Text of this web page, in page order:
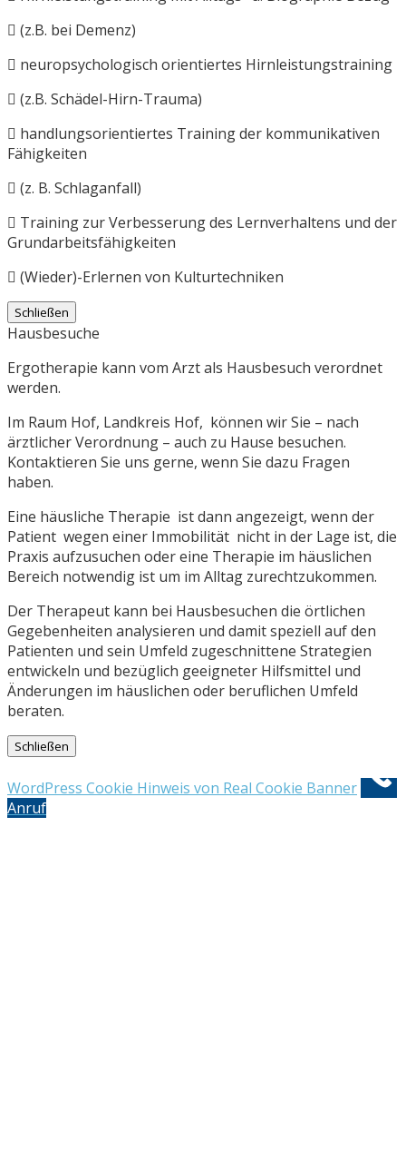
(z.B. bei Demenz)
neuropsychologisch orientiertes Hirnleistungstraining
(z.B. Schädel-Hirn-Trauma)
handlungsorientiertes Training der kommunikativen
Fähigkeiten
(z. B. Schlaganfall)
Training zur Verbesserung des Lernverhaltens und der
Grundarbeitsfähigkeiten
(Wieder)-Erlernen von Kulturtechniken
Schließen
Hausbesuche
Ergotherapie kann vom Arzt als Hausbesuch verordnet
werden.
Im Raum Hof, Landkreis Hof, können wir Sie – nach
ärztlicher Verordnung – auch zu Hause besuchen.
Kontaktieren Sie uns gerne, wenn Sie dazu Fragen
haben.
Eine häusliche Therapie ist dann angezeigt, wenn der
Patient wegen einer Immobilität nicht in der Lage ist, die
Praxis aufzusuchen oder eine Therapie im häuslichen
Bereich notwendig ist um im Alltag zurechtzukommen.
Der Therapeut kann bei Hausbesuchen die örtlichen
Gegebenheiten analysieren und damit speziell auf den
Patienten und sein Umfeld zugeschnittene Strategien
entwickeln und bezüglich geeigneter Hilfsmittel und
Änderungen im häuslichen oder beruflichen Umfeld
beraten.
Schließen
WordPress Cookie Hinweis von Real Cookie Banner
Anruf